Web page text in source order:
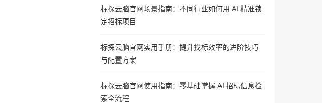
标探云脑官网场景指南：不同行业如何用 AI 精准锁
定招标项目
标探云脑官网实用手册：提升找标效率的进阶技巧
与配置方案
标探云脑官网使用指南：零基础掌握 AI 招标信息检
索全流程